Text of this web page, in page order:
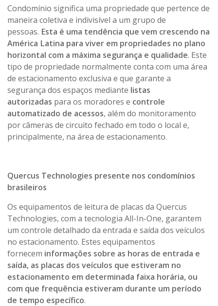
Condomínio significa uma propriedade que pertence de
maneira coletiva e indivisível a um grupo de
pessoas. Esta é uma tendência que vem crescendo na
América Latina para viver em propriedades no plano
horizontal com a máxima segurança e qualidade. Este
tipo de propriedade normalmente conta com uma área
de estacionamento exclusiva e que garante a
segurança dos espaços mediante listas
autorizadas para os moradores e controle
automatizado de acessos, além do monitoramento
por câmeras de circuito fechado em todo o local e,
principalmente, na área de estacionamento.
Quercus Technologies presente nos condomínios
brasileiros
Os equipamentos de leitura de placas da Quercus
Technologies, com a tecnologia All-In-One, garantem
um controle detalhado da entrada e saída dos veículos
no estacionamento. Estes equipamentos
fornecem informações sobre as horas de entrada e
saída, as placas dos veículos que estiveram no
estacionamento em determinada faixa horária, ou
com que frequência estiveram durante um período
de tempo específico.